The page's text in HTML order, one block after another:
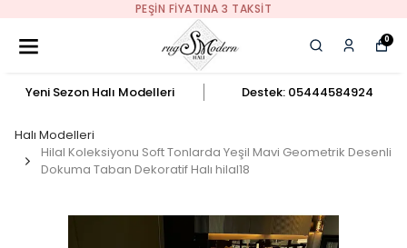
PEŞIN FIYATINA 3 TAKSIT
0
Yeni Sezon Halı Modelleri Destek: 05444584924
Halı Modelleri
Hilal Koleksiyonu Soft Tonlarda Yeşil Mavi Geometrik Desenli
Dokuma Taban Dekoratif Halı hilal18